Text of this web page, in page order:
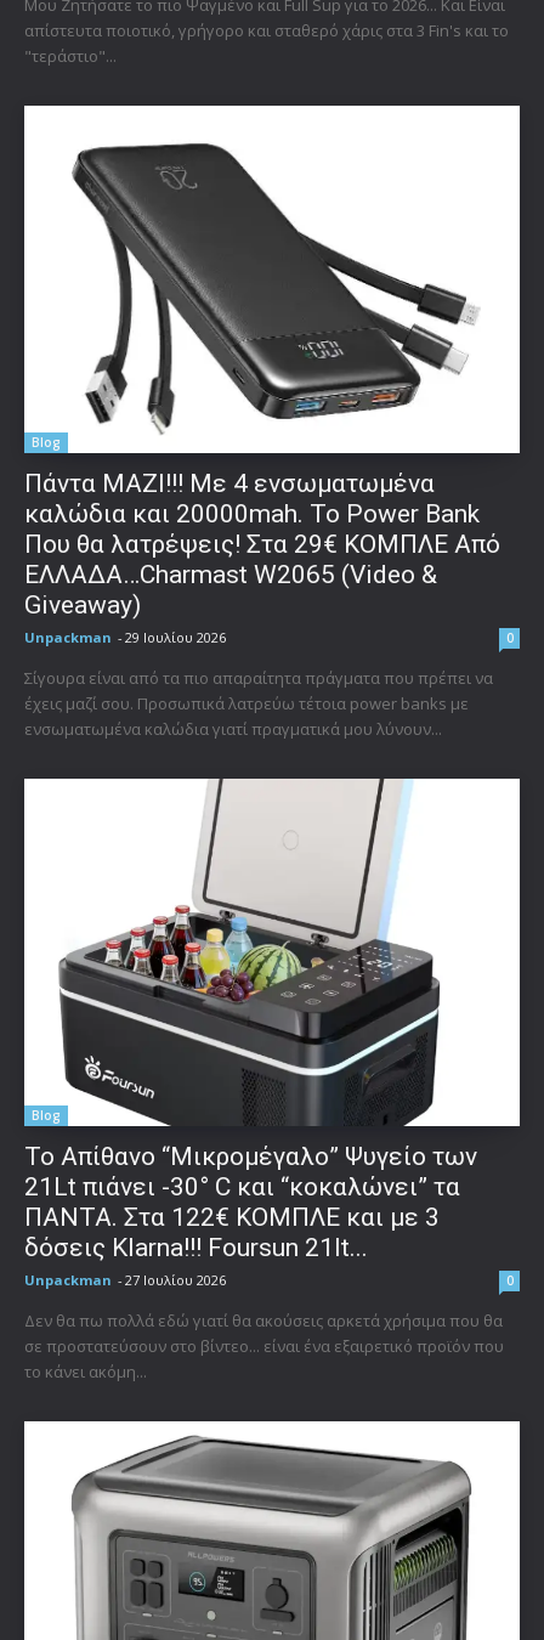
Μου Ζητήσατε το πιο Ψαγμένο και Full Sup για το 2026... Και Είναι
απίστευτα ποιοτικό, γρήγορο και σταθερό χάρις στα 3 Fin's και το
"τεράστιο"...
Blog
Πάντα ΜΑΖΙ!!! Με 4 ενσωματωμένα
καλώδια και 20000mah. Το Power Bank
Που θα λατρέψεις! Στα 29€ ΚΟΜΠΛΕ Από
ΕΛΛΑΔΑ…Charmast W2065 (Video &
Giveaway)
Unpackman - 29 Ιουλίου 2026 0
Σίγουρα είναι από τα πιο απαραίτητα πράγματα που πρέπει να
έχεις μαζί σου. Προσωπικά λατρεύω τέτοια power banks με
ενσωματωμένα καλώδια γιατί πραγματικά μου λύνουν...
Blog
Το Απίθανο “Μικρομέγαλο” Ψυγείο των
21Lt πιάνει -30° C και “κοκαλώνει” τα
ΠΑΝΤΑ. Στα 122€ ΚΟΜΠΛΕ και με 3
δόσεις Klarna!!! Foursun 21lt...
Unpackman - 27 Ιουλίου 2026 0
Δεν θα πω πολλά εδώ γιατί θα ακούσεις αρκετά χρήσιμα που θα
σε προστατεύσουν στο βίντεο... είναι ένα εξαιρετικό προϊόν που
το κάνει ακόμη...